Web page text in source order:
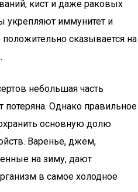
кист и даже раковых
укрепляют иммунитет и
сказывается на
небольшая часть
Однако правильное
основную долю
Варенье, джем,
на зиму, дают
в самое холодное